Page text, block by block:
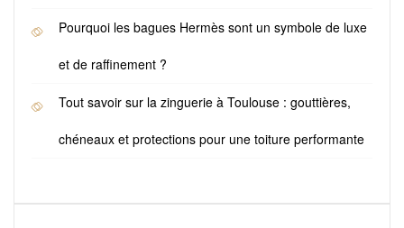
Pourquoi les bagues Hermès sont un symbole de luxe
et de raffinement ?
Tout savoir sur la zinguerie à Toulouse : gouttières,
chéneaux et protections pour une toiture performante